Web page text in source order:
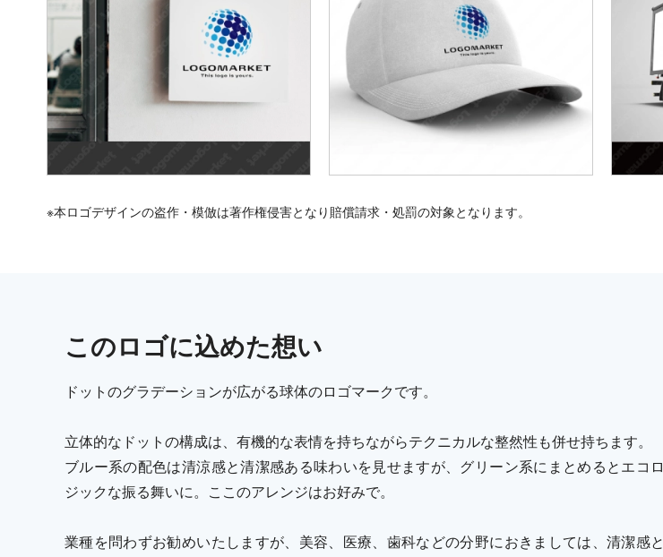
※本ロゴデザインの盗作・模倣は著作権侵害となり賠償請求・処罰の対象となります。
このロゴに込めた想い
ドットのグラデーションが広がる球体のロゴマークです。
立体的なドットの構成は、有機的な表情を持ちながらテクニカルな整然性も併せ持ちます。
ブルー系の配色は清涼感と清潔感ある味わいを見せますが、グリーン系にまとめるとエコロ
ジックな振る舞いに。ここのアレンジはお好みで。
業種を問わずお勧めいたしますが、美容、医療、歯科などの分野におきましては、清潔感と